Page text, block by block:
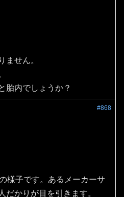
ません。
胎内でしょうか？
#868
様子です。あるメーカーサ
だかりが目を引きます。